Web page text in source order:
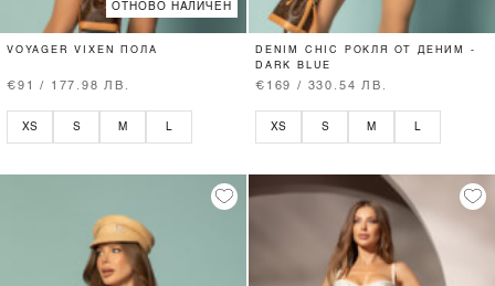
ОТНОВО НАЛИЧЕН
VOYAGER VIXEN ПОЛА
€91 / 177.98 ЛВ.
XS S M L
DENIM CHIC РОКЛЯ ОТ ДЕНИМ -
DARK BLUE
€169 / 330.54 ЛВ.
XS S M L